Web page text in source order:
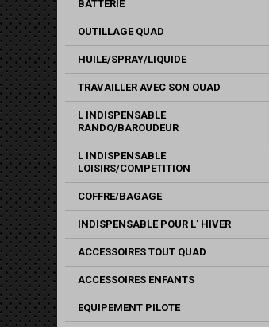
BATTERIE
OUTILLAGE QUAD
HUILE/SPRAY/LIQUIDE
TRAVAILLER AVEC SON QUAD
L INDISPENSABLE
RANDO/BAROUDEUR
L INDISPENSABLE
LOISIRS/COMPETITION
COFFRE/BAGAGE
INDISPENSABLE POUR L' HIVER
ACCESSOIRES TOUT QUAD
ACCESSOIRES ENFANTS
EQUIPEMENT PILOTE